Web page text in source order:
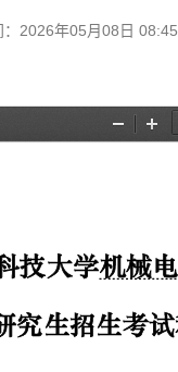
：2026年05月08日 08:45